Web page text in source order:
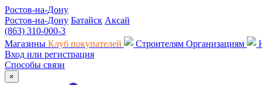
Ростов-на-Дону
Ростов-на-Дону Батайск Аксай
(863) 310-000-3
Магазины Клуб покупателей Строителям Организациям
Вход или регистрация
Способы связи
×